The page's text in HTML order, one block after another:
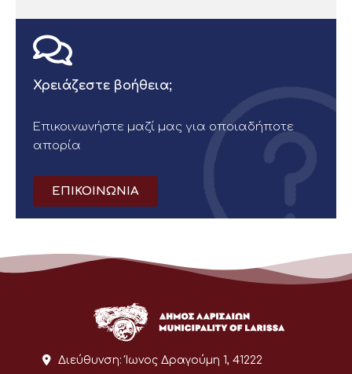
Χρειάζεστε βοήθεια;
Επικοινωνήστε μαζί μας για οποιαδήποτε
απορία
ΕΠΙΚΟΙΝΩΝΙΑ
Διεύθυνση: Ίωνος Δραγούμη 1, 41222